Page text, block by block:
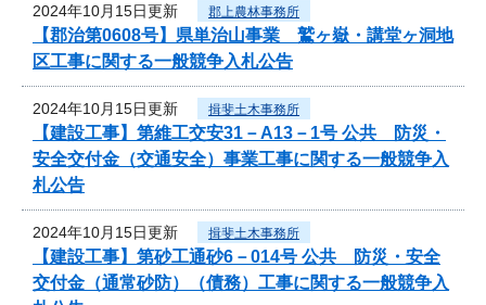
2024年10月15日更新 郡上農林事務所
【郡治第0608号】県単治山事業 鷲ヶ嶽・講堂ヶ洞地
区工事に関する一般競争入札公告
2024年10月15日更新 揖斐土木事務所
【建設工事】第維工交安31－A13－1号 公共 防災・
安全交付金（交通安全）事業工事に関する一般競争入
札公告
2024年10月15日更新 揖斐土木事務所
【建設工事】第砂工通砂6－014号 公共 防災・安全
交付金（通常砂防）（債務）工事に関する一般競争入